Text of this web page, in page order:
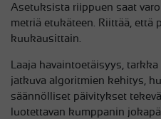
Asetuksista riippuen saat
metriä etukäteen. Riittää, että
kuukausittain.
Laaja havaintoetäisyys,
jatkuva algoritmien kehitys,
säännölliset päivitykset
luotettavan kumppanin